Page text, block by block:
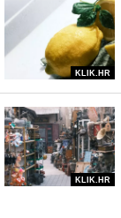
KLIK.HR
KLIK.HR